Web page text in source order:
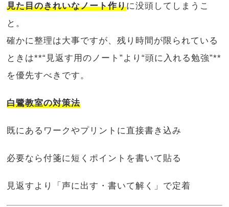
見た目のきれいなノート作りに没頭してしまうこ
と。
確かに整理は大事ですが、残り時間が限られている
ときは**“見返す用のノート”より“頭に入れる勉強”**
を優先すべきです。
白鷺教室の対策法
既にあるワークやプリントに直接書き込み
必要なら付箋に短くポイントを書いて貼る
見返すより「声に出す・書いて解く」で定着